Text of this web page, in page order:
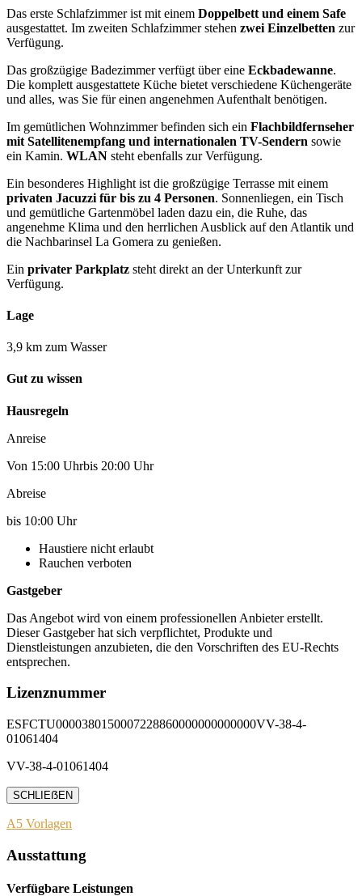
Das erste Schlafzimmer ist mit einem Doppelbett und einem Safe
ausgestattet. Im zweiten Schlafzimmer stehen zwei Einzelbetten zur
Verfügung.
Das großzügige Badezimmer verfügt über eine Eckbadewanne.
Die komplett ausgestattete Küche bietet verschiedene Küchengeräte
und alles, was Sie für einen angenehmen Aufenthalt benötigen.
Im gemütlichen Wohnzimmer befinden sich ein Flachbildfernseher
mit Satellitenempfang und internationalen TV-Sendern sowie
ein Kamin. WLAN steht ebenfalls zur Verfügung.
Ein besonderes Highlight ist die großzügige Terrasse mit einem
privaten Jacuzzi für bis zu 4 Personen. Sonnenliegen, ein Tisch
und gemütliche Gartenmöbel laden dazu ein, die Ruhe, das
angenehme Klima und den herrlichen Ausblick auf den Atlantik und
die Nachbarinsel La Gomera zu genießen.
Ein privater Parkplatz steht direkt an der Unterkunft zur
Verfügung.
Lage
3,9 km zum Wasser
Gut zu wissen
Hausregeln
Anreise
Von 15:00 Uhrbis 20:00 Uhr
Abreise
bis 10:00 Uhr
Haustiere nicht erlaubt
Rauchen verboten
Gastgeber
Das Angebot wird von einem professionellen Anbieter erstellt.
Dieser Gastgeber hat sich verpflichtet, Produkte und
Dienstleistungen anzubieten, die den Vorschriften des EU-Rechts
entsprechen.
Lizenznummer
ESFCTU0000380150007228860000000000000VV-38-4-
01061404
VV-38-4-01061404
SCHLIEẞEN
A5 Vorlagen
Ausstattung
Verfügbare Leistungen